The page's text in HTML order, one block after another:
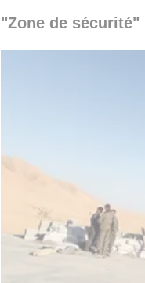
"Zone de sécurité"